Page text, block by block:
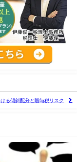
る傾斜配分と贈与税リスク